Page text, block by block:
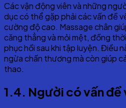
Các vận động viên và những
dục có thể gặp phải các vấn đề
cường độ cao. Massage chân
căng thẳng và mỏi mệt, đồng
phục hồi sau khi tập luyện. Điều
ngừa chấn thương mà còn giúp
thao.
1.4. Người có vấn đề